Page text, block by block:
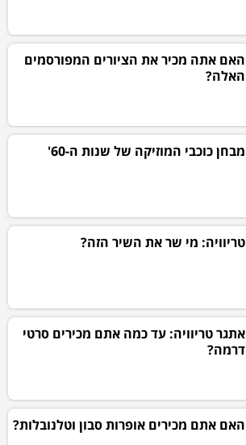
האם אתה מכיר את הציורים המפורסמים
האלה?
מבחן כוכבי המוזיקה של שנות ה-60'
טריוויה: מי שר את השיר הזה?
אתגר טריוויה: עד כמה אתם מכירים סרטי
דרמה?
האם אתם מכירים אופרות סבון וטלנובלות?